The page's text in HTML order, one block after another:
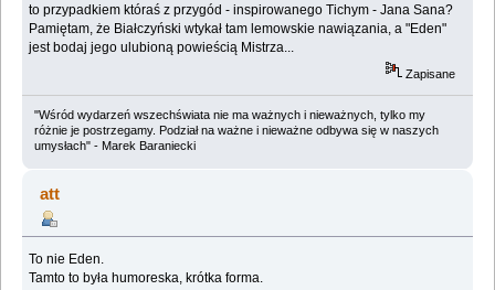
to przypadkiem któraś z przygód - inspirowanego Tichym - Jana Sana?
Pamiętam, że Białczyński wtykał tam lemowskie nawiązania, a "Eden"
jest bodaj jego ulubioną powieścią Mistrza...
Zapisane
"Wśród wydarzeń wszechświata nie ma ważnych i nieważnych, tylko my
różnie je postrzegamy. Podział na ważne i nieważne odbywa się w naszych
umysłach" - Marek Baraniecki
att
To nie Eden.
Tamto to była humoreska, krótka forma.